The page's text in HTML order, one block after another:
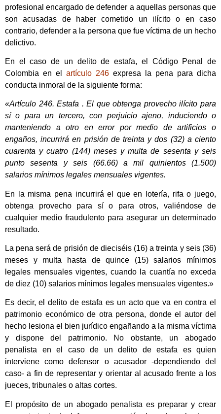
profesional encargado de defender a aquellas personas que
son acusadas de haber cometido un ilícito o en caso
contrario, defender a la persona que fue víctima de un hecho
delictivo.
En el caso de un delito de estafa, el Código Penal de
Colombia en el artículo 246 expresa la pena para dicha
conducta inmoral de la siguiente forma:
«Artículo 246. Estafa . El que obtenga provecho ilícito para
sí o para un tercero, con perjuicio ajeno, induciendo o
manteniendo a otro en error por medio de artificios o
engaños, incurrirá en prisión de treinta y dos (32) a ciento
cuarenta y cuatro (144) meses y multa de sesenta y seis
punto sesenta y seis (66.66) a mil quinientos (1.500)
salarios mínimos legales mensuales vigentes.
En la misma pena incurrirá el que en lotería, rifa o juego,
obtenga provecho para sí o para otros, valiéndose de
cualquier medio fraudulento para asegurar un determinado
resultado.
La pena será de prisión de dieciséis (16) a treinta y seis (36)
meses y multa hasta de quince (15) salarios mínimos
legales mensuales vigentes, cuando la cuantía no exceda
de diez (10) salarios mínimos legales mensuales vigentes.»
Es decir, el delito de estafa es un acto que va en contra el
patrimonio económico de otra persona, donde el autor del
hecho lesiona el bien jurídico engañando a la misma víctima
y dispone del patrimonio. No obstante, un abogado
penalista en el caso de un delito de estafa es quien
interviene como defensor o acusador -dependiendo del
caso- a fin de representar y orientar al acusado frente a los
jueces, tribunales o altas cortes.
El propósito de un abogado penalista es preparar y crear